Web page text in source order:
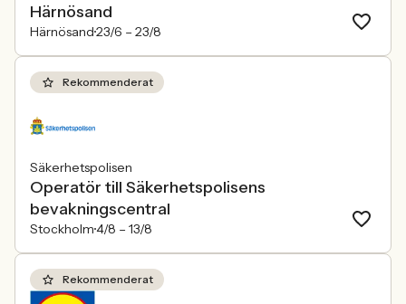
Härnösand
Härnösand23/6 – 23/8
Rekommenderat
Säkerhetspolisen
Operatör till Säkerhetspolisens
bevakningscentral
Stockholm4/8 – 13/8
Rekommenderat